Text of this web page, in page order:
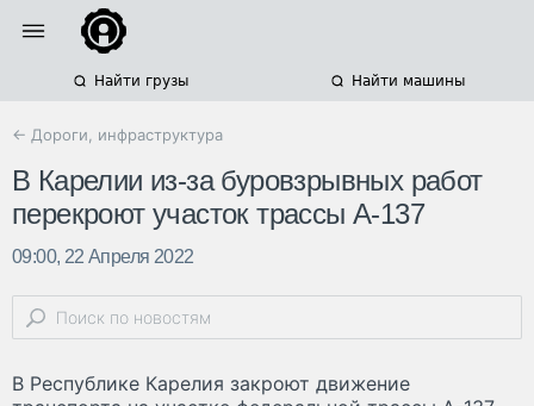
Найти грузы Найти машины
← Дороги, инфраструктура
В Карелии из-за буровзрывных работ
перекроют участок трассы А-137
09:00, 22 Апреля 2022
В Республике Карелия закроют движение